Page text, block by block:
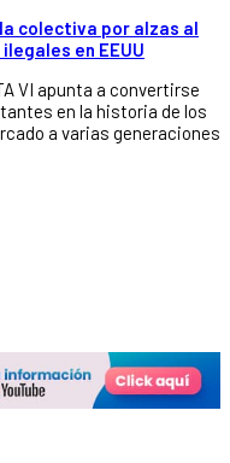
colectiva por alzas al
en EEUU
VI apunta a convertirse
en la historia de los
a varias generaciones